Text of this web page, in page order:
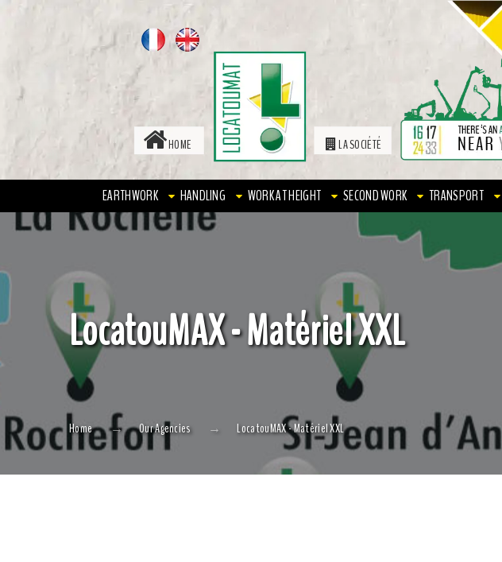
LA SOCIÉTÉ
HOME
EARTHWORK HANDLING WORK AT HEIGHT SECOND WORK TRANSPORT
LocatouMAX - Matériel XXL
Home Our Agencies LocatouMAX - Matériel XXL